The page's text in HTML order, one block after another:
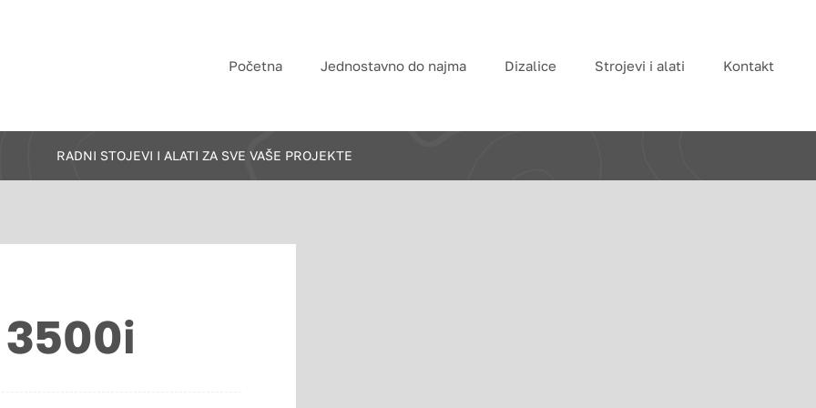
Početna Jednostavno do najma Dizalice Strojevi i alati Kontakt
RADNI STOJEVI I ALATI ZA SVE VAŠE PROJEKTE